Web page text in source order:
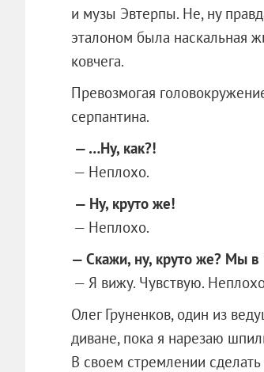
и музы Эвтерпы. Не, ну
эталоном была наскальная
ковчега.
Превозмогая
серпантина.
— …Ну, как?!
— Неплохо.
— Ну, круто же!
— Неплохо.
— Скажи, ну, круто же? Мы в
— Я вижу. Чувствую.
Олег Груненков, один из
диване, пока я нарезаю
В своем стремлении